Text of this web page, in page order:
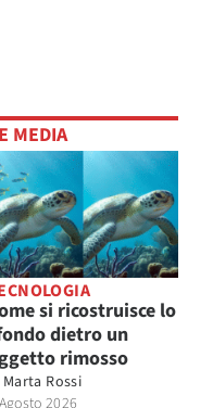
MEDIA
si ricostruisce lo
dietro un
rimosso
Marta Rossi